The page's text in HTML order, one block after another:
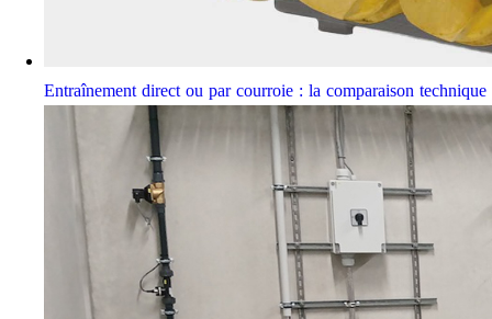
Entraînement direct ou par courroie : la comparaison technique